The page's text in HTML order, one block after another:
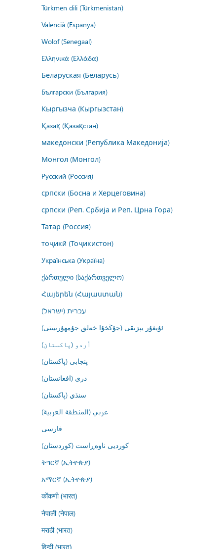
Türkmen dili (Türkmenistan)
Valencià (Espanya)
Wolof (Senegaal)
Ελληνικά (Ελλάδα)
Беларуская (Беларусь)
Български (България)
Кыргызча (Кыргызстан)
Қазақ (Қазақстан)
македонски (Република Македонија)
Монгол (Монгол)
Русский (Россия)
српски (Босна и Херцеговина)
српски (Реп. Србија и Реп. Црна Гора)
Татар (Россия)
тоҷикӣ (Тоҷикистон)
Українська (Україна)
ქართული (საქართველო)
Հայերեն (Հայաստան)
עברית (ישראל)
ئۇيغۇر يېزىقى (جۇڭخۇا خەلق جۇمھۇرىيىتى)
اُردو (پاکستان)
پنجابی (پاکستان)
درى (افغانستان)
سنڌي (پاکستان)
عربي (المنطقة العربية)
فارسى
کوردیی ناوەڕاست (کوردستان)
ትግርኛ (ኢትዮጵያ)
አማርኛ (ኢትዮጵያ)
कोंकणी (भारत)
नेपाली (नेपाल)
मराठी (भारत)
हिन्दी (भारत)